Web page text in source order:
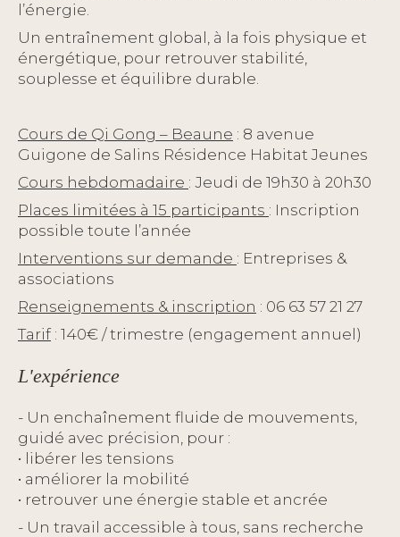
l’énergie.
Un entraînement global, à la fois physique et
énergétique, pour retrouver stabilité,
souplesse et équilibre durable.
Cours de Qi Gong – Beaune : 8 avenue
Guigone de Salins Résidence Habitat Jeunes
Cours hebdomadaire : Jeudi de 19h30 à 20h30
Places limitées à 15 participants : Inscription
possible toute l’année
Interventions sur demande : Entreprises &
associations
Renseignements & inscription : 06 63 57 21 27
Tarif : 140€ / trimestre (engagement annuel)
L'expérience
- Un enchaînement fluide de mouvements,
guidé avec précision, pour :
• libérer les tensions
• améliorer la mobilité
• retrouver une énergie stable et ancrée
- Un travail accessible à tous, sans recherche